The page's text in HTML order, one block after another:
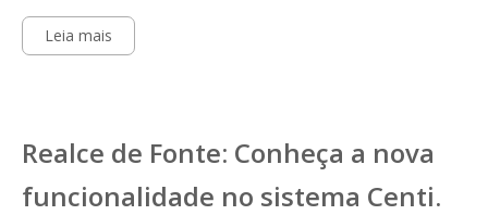
Leia mais
Realce de Fonte: Conheça a nova
funcionalidade no sistema Centi.